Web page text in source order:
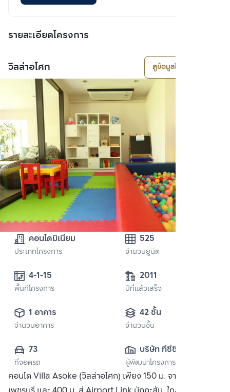
รายละเอียดโครงการ
วิลล่าอโศก ดูข้อมูลโครงการ
คอนโดมิเนียม
ประเภทโครงการ
525
จำนวนยูนิต
4-1-15
พื้นที่โครงการ
2011
ปีที่แล้วเสร็จ
1 อาคาร
จำนวนอาคาร
42 ชั้น
จำนวนชั้น
73
ที่จอดรถ
บริษัท ทีซีซี
แคปปิตอล แลนด์
จำกัด
ผู้พัฒนาโครงการ
คอนโด Villa Asoke (วิลล่าอโศก) เพียง 150 ม. จาก MRT